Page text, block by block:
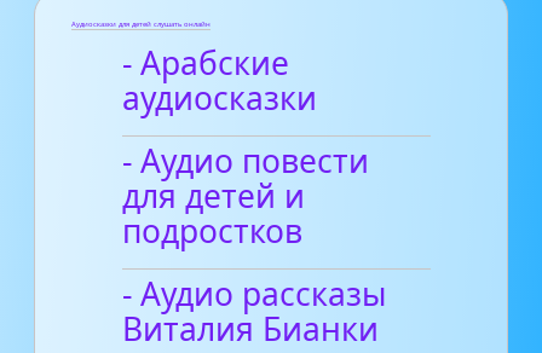
Аудиосказки для детей слушать онлайн
- Арабские
аудиосказки
- Аудио повести
для детей и
подростков
- Аудио рассказы
Виталия Бианки